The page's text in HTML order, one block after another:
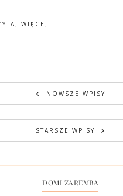
WIĘCEJ
NOWSZE WPISY
STARSZE WPISY
DOMI ZAREMBA